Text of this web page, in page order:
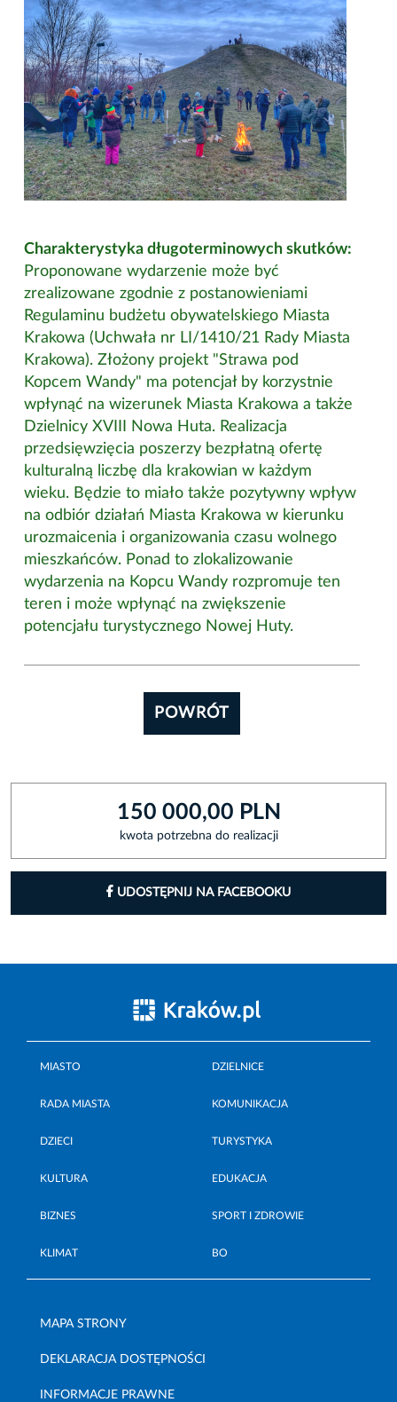
Charakterystyka długoterminowych skutków:
Proponowane wydarzenie może być
zrealizowane zgodnie z postanowieniami
Regulaminu budżetu obywatelskiego Miasta
Krakowa (Uchwała nr LI/1410/21 Rady Miasta
Krakowa). Złożony projekt "Strawa pod
Kopcem Wandy" ma potencjał by korzystnie
wpłynąć na wizerunek Miasta Krakowa a także
Dzielnicy XVIII Nowa Huta. Realizacja
przedsięwzięcia poszerzy bezpłatną ofertę
kulturalną liczbę dla krakowian w każdym
wieku. Będzie to miało także pozytywny wpływ
na odbiór działań Miasta Krakowa w kierunku
urozmaicenia i organizowania czasu wolnego
mieszkańców. Ponad to zlokalizowanie
wydarzenia na Kopcu Wandy rozpromuje ten
teren i może wpłynąć na zwiększenie
potencjału turystycznego Nowej Huty.
POWRÓT
150 000,00 PLN
kwota potrzebna do realizacji
UDOSTĘPNIJ NA FACEBOOKU
MIASTO DZIELNICE
RADA MIASTA KOMUNIKACJA
DZIECI TURYSTYKA
KULTURA EDUKACJA
BIZNES SPORT I ZDROWIE
KLIMAT BO
MAPA STRONY
DEKLARACJA DOSTĘPNOŚCI
INFORMACJE PRAWNE